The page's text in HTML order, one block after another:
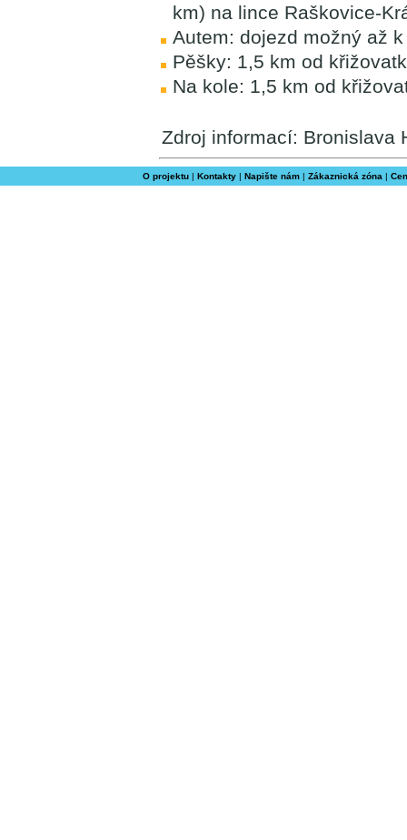
km) na lince Raškovice-
Autem: dojezd možný až
Pěšky: 1,5 km od
Na kole: 1,5 km od
Zdroj informací: Bronislava
O projektu| Kontakty| Napište nám| Zákaznická zóna|